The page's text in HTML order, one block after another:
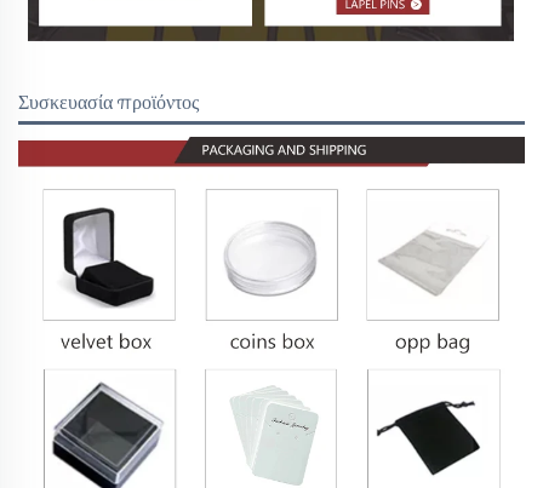
Συσκευασία προϊόντος